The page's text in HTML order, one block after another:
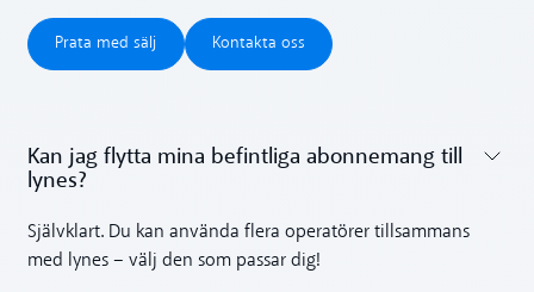
Prata med sälj
Prata med sälj
Kontakta oss
Kontakta oss
Kan jag flytta mina befintliga abonnemang till
lynes?
Självklart. Du kan använda flera operatörer tillsammans
med lynes – välj den som passar dig!